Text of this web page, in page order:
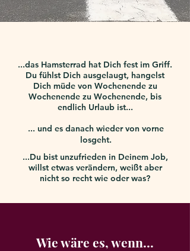
...das Hamsterrad hat Dich fest im Griff.
Du fühlst Dich ausgelaugt, hangelst
Dich müde von Wochenende zu
Wochenende zu Wochenende, bis
endlich Urlaub ist...
... und es danach wieder von vorne
losgeht.
...Du bist unzufrieden in Deinem Job,
willst etwas verändern, weißt aber
nicht so recht wie oder was?
Wie wäre es, wenn...